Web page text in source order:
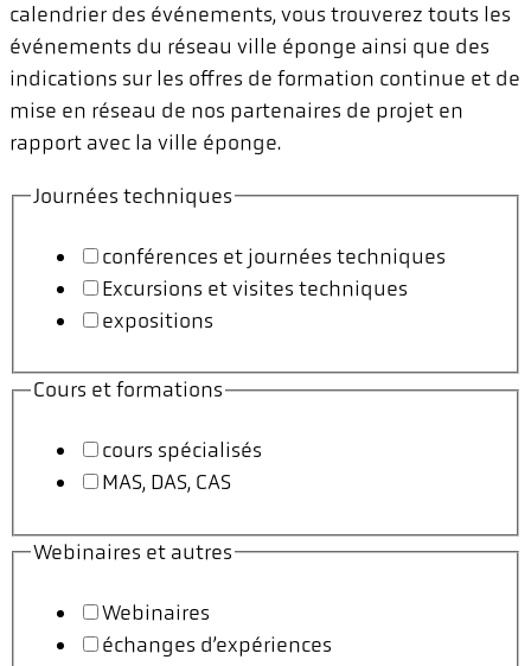
calendrier des événements, vous trouverez touts les
événements du réseau ville éponge ainsi que des
indications sur les offres de formation continue et de
mise en réseau de nos partenaires de projet en
rapport avec la ville éponge.
Journées techniques
conférences et journées techniques
Excursions et visites techniques
expositions
Cours et formations
cours spécialisés
MAS, DAS, CAS
Webinaires et autres
Webinaires
échanges d’expériences